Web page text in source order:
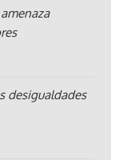
desigualdades